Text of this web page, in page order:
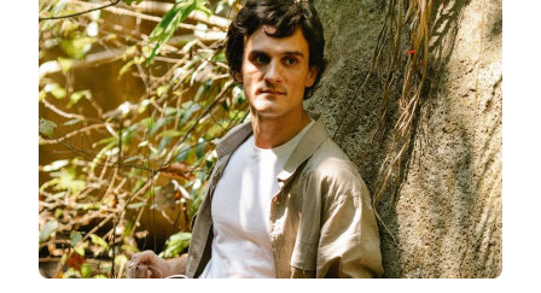
UBRANIA
LNIANE
MĘSKIE?